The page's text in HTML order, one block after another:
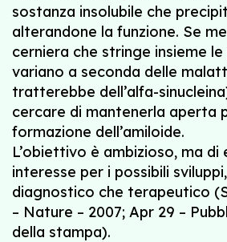
sostanza insolubile che
alterandone la funzione. Se
cerniera che stringe insieme
variano a seconda delle
tratterebbe dell’alfa-
cercare di mantenerla aperta
formazione dell’amiloide.
L’obiettivo è ambizioso, ma di
interesse per i possibili
diagnostico che terapeutico
– Nature – 2007; Apr 29 –
della stampa).